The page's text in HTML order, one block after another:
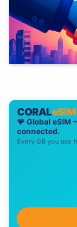
CORALeSIM
🪸 Global
connected.
Every GB you use